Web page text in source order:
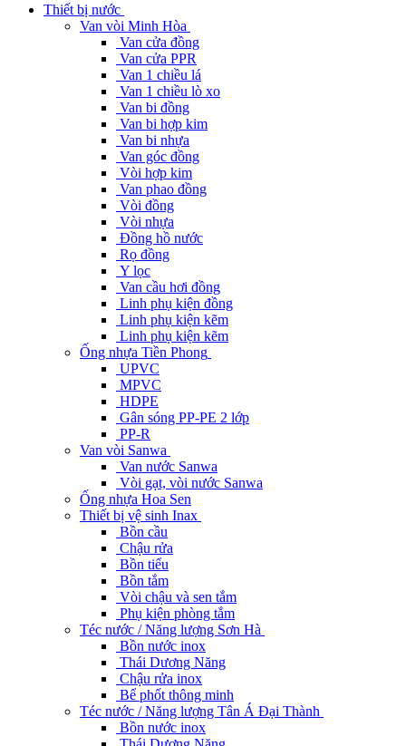
Thiết bị nước
Van vòi Minh Hòa
Van cửa đồng
Van cửa PPR
Van 1 chiều lá
Van 1 chiều lò xo
Van bi đồng
Van bi hợp kim
Van bi nhựa
Van góc đồng
Vòi hợp kim
Van phao đồng
Vòi đồng
Vòi nhựa
Đồng hồ nước
Rọ đồng
Y lọc
Van cầu hơi đồng
Linh phụ kiện đồng
Linh phụ kiện kẽm
Linh phụ kiện kẽm
Ống nhựa Tiền Phong
UPVC
MPVC
HDPE
Gân sóng PP-PE 2 lớp
PP-R
Van vòi Sanwa
Van nước Sanwa
Vòi gạt, vòi nước Sanwa
Ống nhựa Hoa Sen
Thiết bị vệ sinh Inax
Bồn cầu
Chậu rửa
Bồn tiểu
Bồn tắm
Vòi chậu và sen tắm
Phụ kiện phòng tắm
Téc nước / Năng lượng Sơn Hà
Bồn nước inox
Thái Dương Năng
Chậu rửa inox
Bể phốt thông minh
Téc nước / Năng lượng Tân Á Đại Thành
Bồn nước inox